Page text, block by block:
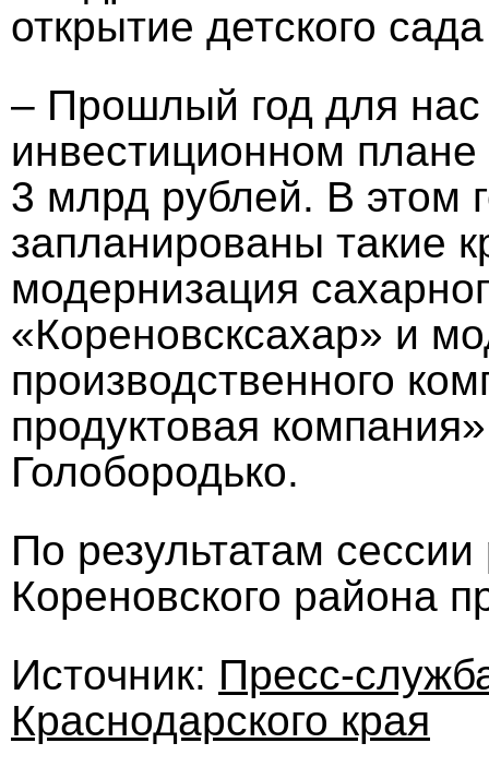
открытие детского
– Прошлый год для
инвестиционном
3 млрд рублей. В этом
запланированы такие
модернизация
«Кореновсксахар» и
производственного
продуктовая
Голобородько.
По результатам
Кореновского района
Источник: Пресс-
Краснодарского края